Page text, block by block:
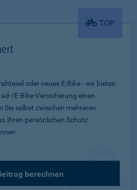
TOP
oder neues E-Bike - wir bieten
E-Bike-Versicherung einen
Sie selbst zwischen mehreren
Ihren persönlichen Schutz
berechnen